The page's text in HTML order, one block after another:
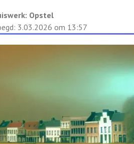
Opstel
3.03.2026 om 13:57